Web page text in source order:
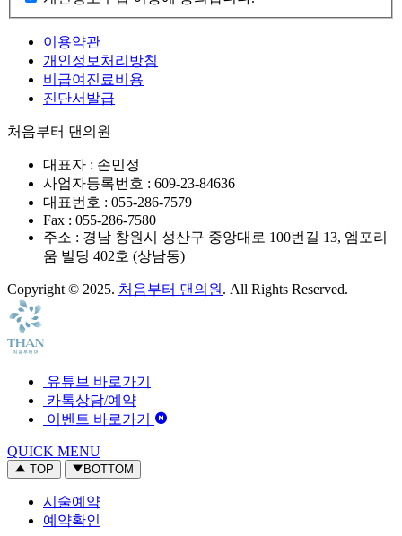
이용약관
개인정보처리방침
비급여진료비용
진단서발급
처음부터 댄의원
대표자 : 손민정
사업자등록번호 : 609-23-84636
대표번호 : 055-286-7579
Fax : 055-286-7580
주소 : 경남 창원시 성산구 중앙대로 100번길 13, 엠포리
움 빌딩 402호 (상남동)
Copyright © 2025. 처음부터 댄의원 . All Rights Reserved.
유튜브 바로가기
카톡상담/예약
이벤트 바로가기
QUICK MENU
TOP BOTTOM
시술예약
예약확인